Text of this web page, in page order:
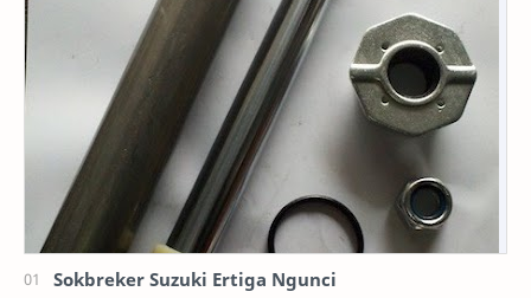
Sokbreker Suzuki Ertiga Ngunci